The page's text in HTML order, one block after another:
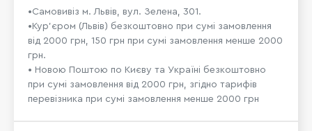
•Самовивіз м. Львів, вул. Зелена, 301.
•Кур'єром (Львів) безкоштовно при сумі замовлення
від 2000 грн, 150 грн при сумі замовлення менше 2000
грн.
• Новою Поштою по Києву та Україні безкоштовно
при сумі замовлення від 2000 грн, згідно тарифів
перевізника при сумі замовлення менше 2000 грн